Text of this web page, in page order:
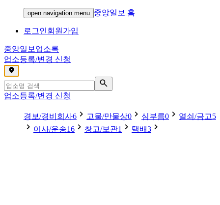
open navigation menu 중앙일보 홈
로그인회원가입
중앙일보 업소록
업소등록/변경 신청
,
업소등록/변경 신청
경보/경비회사6 고물/만물상0 심부름0 열쇠/금고5
이사/운송16 창고/보관1 택배3